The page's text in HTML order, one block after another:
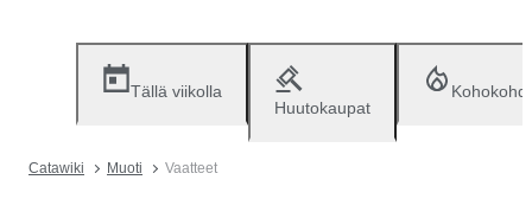
Tällä viikolla
Huutokaupat
Catawiki Muoti Vaatteet